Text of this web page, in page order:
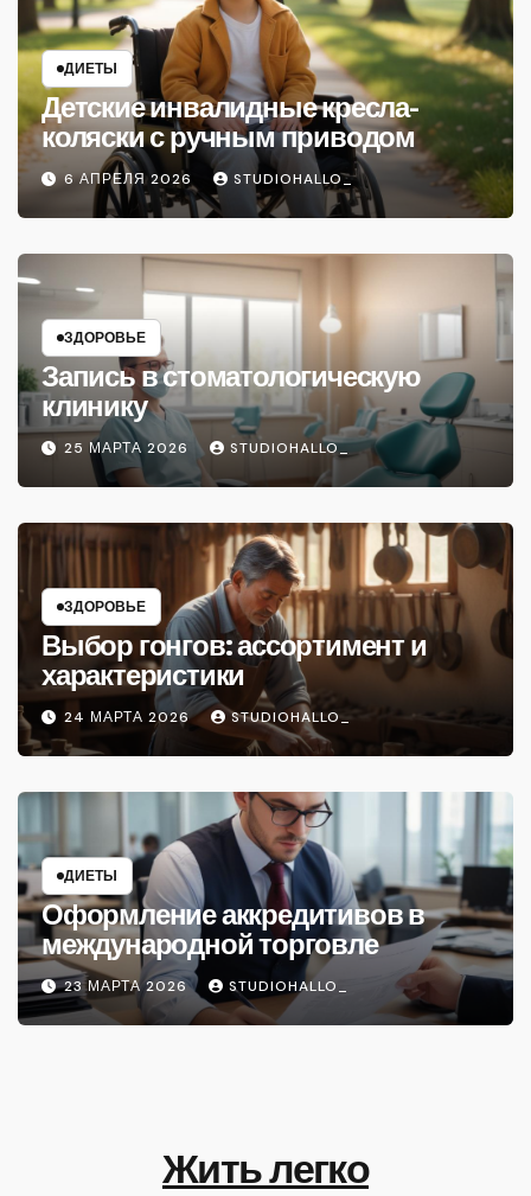
ДИЕТЫ
Детские инвалидные кресла-
коляски с ручным приводом
6 АПРЕЛЯ 2026 STUDIOHALLO_
ЗДОРОВЬЕ
Запись в стоматологическую
клинику
25 МАРТА 2026 STUDIOHALLO_
ЗДОРОВЬЕ
Выбор гонгов: ассортимент и
характеристики
24 МАРТА 2026 STUDIOHALLO_
ДИЕТЫ
Оформление аккредитивов в
международной торговле
23 МАРТА 2026 STUDIOHALLO_
Жить легко